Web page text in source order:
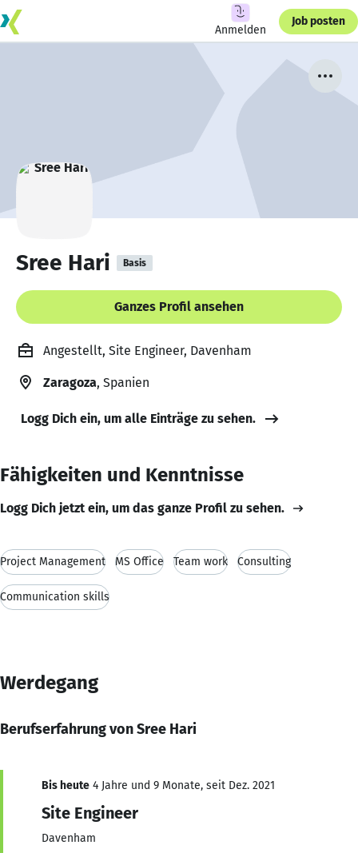
Anmelden
Job posten
Sree Hari Basis
Ganzes Profil ansehen
Angestellt, Site Engineer, Davenham
Zaragoza, Spanien
Logg Dich ein, um alle Einträge zu sehen.
Fähigkeiten und Kenntnisse
Logg Dich jetzt ein, um das ganze Profil zu sehen.
Project Management MS Office Team work Consulting
Communication skills
Werdegang
Berufserfahrung von Sree Hari
Bis heute 4 Jahre und 9 Monate, seit Dez. 2021
Site Engineer
Davenham